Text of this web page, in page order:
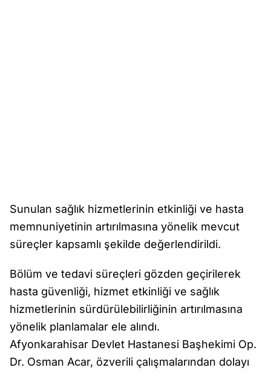
Sunulan sağlık hizmetlerinin etkinliği ve hasta
memnuniyetinin artırılmasına yönelik mevcut
süreçler kapsamlı şekilde değerlendirildi.
Bölüm ve tedavi süreçleri gözden geçirilerek
hasta güvenliği, hizmet etkinliği ve sağlık
hizmetlerinin sürdürülebilirliğinin artırılmasına
yönelik planlamalar ele alındı.
Afyonkarahisar Devlet Hastanesi Başhekimi Op.
Dr. Osman Acar, özverili çalışmalarından dolayı